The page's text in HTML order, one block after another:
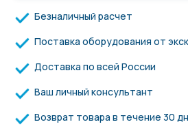
Безналичный расчет
Поставка оборудования от
Доставка по всей России
Ваш личный консультант
Возврат товара в течение 30